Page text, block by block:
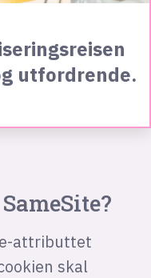
utfordrende.
attributtet
skal